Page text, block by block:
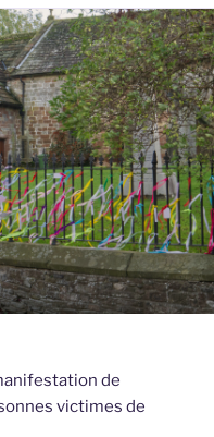
de
victimes de